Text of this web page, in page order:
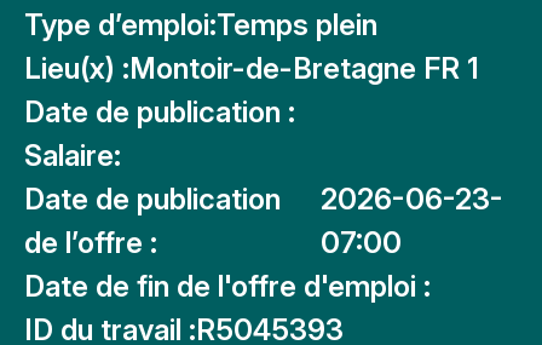
Type d’emploi:Temps plein
Lieu(x) :Montoir-de-Bretagne FR 1
Date de publication :
Salaire:
Date de publication
de l’offre :
2026-06-23-
07:00
Date de fin de l'offre d'emploi :
ID du travail :R5045393